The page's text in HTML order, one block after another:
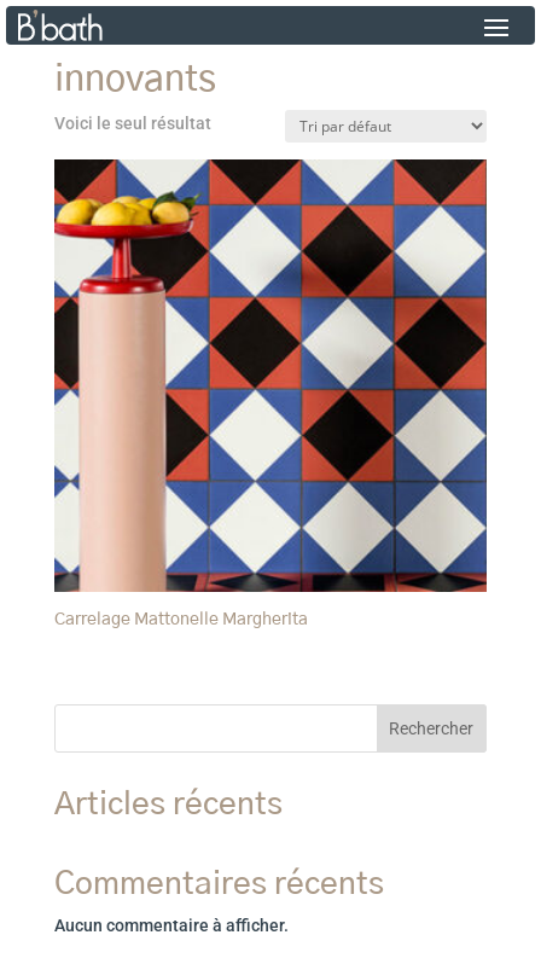
innovants
Voici le seul résultat
Carrelage Mattonelle Margherita
Rechercher
Articles récents
Commentaires récents
Aucun commentaire à afficher.